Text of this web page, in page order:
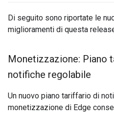
Di seguito sono riportate le
miglioramenti di questa
Monetizzazione: Piano
notifiche regolabile
Un nuovo piano tariffario di
monetizzazione di Edge